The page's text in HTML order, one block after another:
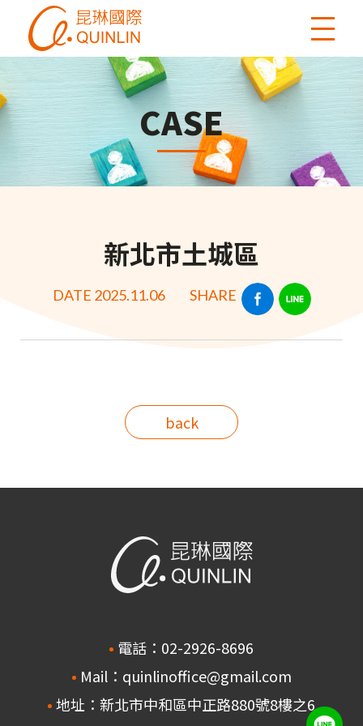
CASE
新北市土城區
DATE 2025.11.06 SHARE
back
電話：02-2926-8696
Mail：quinlinoffice@gmail.com
地址：新北市中和區中正路880號8樓之6